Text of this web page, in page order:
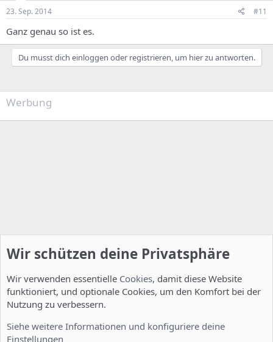
23. Sep. 2014 #11
Ganz genau so ist es.
Du musst dich einloggen oder registrieren, um hier zu antworten.
Werbung
Wir schützen deine Privatsphäre
Wir verwenden essentielle Cookies, damit diese Website
funktioniert, und optionale Cookies, um den Komfort bei der
Nutzung zu verbessern.
Siehe weitere Informationen und konfiguriere deine
Einstellungen